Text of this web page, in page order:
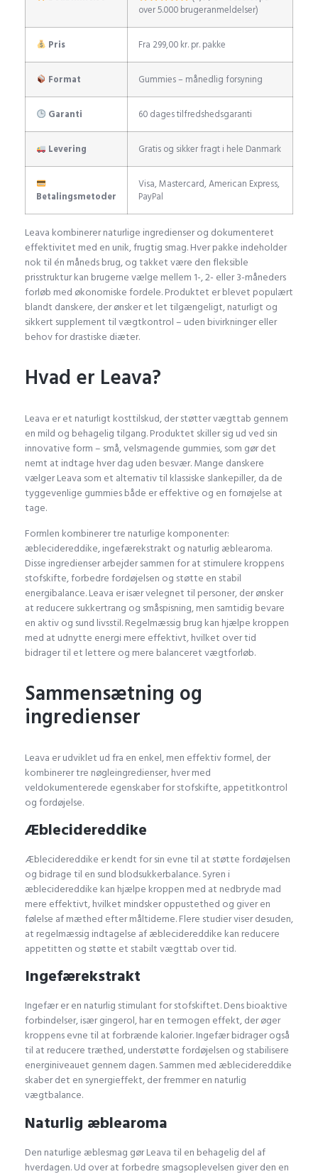
over 5.000 brugeranmeldelser)
Pris Fra 299,00 kr. pr. pakke
Format Gummies – månedlig forsyning
Garanti 60 dages tilfredshedsgaranti
Levering Gratis og sikker fragt i hele Danmark
Betalingsmetoder
Visa, Mastercard, American Express,
PayPal
Leava kombinerer naturlige ingredienser og dokumenteret
effektivitet med en unik, frugtig smag. Hver pakke indeholder
nok til én måneds brug, og takket være den fleksible
prisstruktur kan brugerne vælge mellem 1-, 2- eller 3-måneders
forløb med økonomiske fordele. Produktet er blevet populært
blandt danskere, der ønsker et let tilgængeligt, naturligt og
sikkert supplement til vægtkontrol – uden bivirkninger eller
behov for drastiske diæter.
Hvad er Leava?
Leava er et naturligt kosttilskud, der støtter vægttab gennem
en mild og behagelig tilgang. Produktet skiller sig ud ved sin
innovative form – små, velsmagende gummies, som gør det
nemt at indtage hver dag uden besvær. Mange danskere
vælger Leava som et alternativ til klassiske slankepiller, da de
tyggevenlige gummies både er effektive og en fornøjelse at
tage.
Formlen kombinerer tre naturlige komponenter:
æblecidereddike, ingefærekstrakt og naturlig æblearoma.
Disse ingredienser arbejder sammen for at stimulere kroppens
stofskifte, forbedre fordøjelsen og støtte en stabil
energibalance. Leava er især velegnet til personer, der ønsker
at reducere sukkertrang og småspisning, men samtidig bevare
en aktiv og sund livsstil. Regelmæssig brug kan hjælpe kroppen
med at udnytte energi mere effektivt, hvilket over tid
bidrager til et lettere og mere balanceret vægtforløb.
Sammensætning og
ingredienser
Leava er udviklet ud fra en enkel, men effektiv formel, der
kombinerer tre nøgleingredienser, hver med
veldokumenterede egenskaber for stofskifte, appetitkontrol
og fordøjelse.
Æblecidereddike
Æblecidereddike er kendt for sin evne til at støtte fordøjelsen
og bidrage til en sund blodsukkerbalance. Syren i
æblecidereddike kan hjælpe kroppen med at nedbryde mad
mere effektivt, hvilket mindsker oppustethed og giver en
følelse af mæthed efter måltiderne. Flere studier viser desuden,
at regelmæssig indtagelse af æblecidereddike kan reducere
appetitten og støtte et stabilt vægttab over tid.
Ingefærekstrakt
Ingefær er en naturlig stimulant for stofskiftet. Dens bioaktive
forbindelser, især gingerol, har en termogen effekt, der øger
kroppens evne til at forbrænde kalorier. Ingefær bidrager også
til at reducere træthed, understøtte fordøjelsen og stabilisere
energiniveauet gennem dagen. Sammen med æblecidereddike
skaber det en synergieffekt, der fremmer en naturlig
vægtbalance.
Naturlig æblearoma
Den naturlige æblesmag gør Leava til en behagelig del af
hverdagen. Ud over at forbedre smagsoplevelsen giver den en